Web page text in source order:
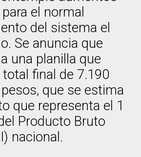
el normal
del sistema el
Se anuncia que
una planilla que
final de 7.190
que se estima
que representa el 1
Producto Bruto
nacional.